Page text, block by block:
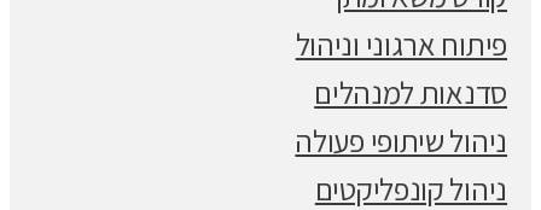
פיתוח ארגוני וניהול
סדנאות למנהלים
ניהול שיתופי פעולה
ניהול קונפליקטים